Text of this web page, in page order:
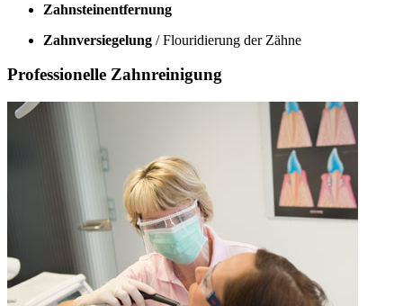
Zahnsteinentfernung
Zahnversiegelung / Flouridierung der Zähne
Professionelle Zahnreinigung